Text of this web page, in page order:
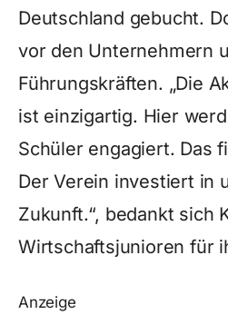
Deutschland gebucht.
vor den Unternehmern
Führungskräften. „Die
ist einzigartig. Hier
Schüler engagiert. Das
Der Verein investiert in
Zukunft.“, bedankt sich
Wirtschaftsjunioren für
Anzeige